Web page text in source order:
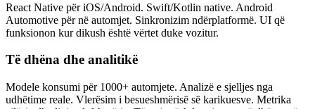
React Native për iOS/Android. Swift/Kotlin native. Android
Automotive për në automjet. Sinkronizim ndërplatformë. UI që
funksionon kur dikush është vërtet duke vozitur.
Të dhëna dhe analitikë
Modele konsumi për 1000+ automjete. Analizë e sjelljes nga
udhëtime reale. Vlerësim i besueshmërisë së karikuesve. Metrika